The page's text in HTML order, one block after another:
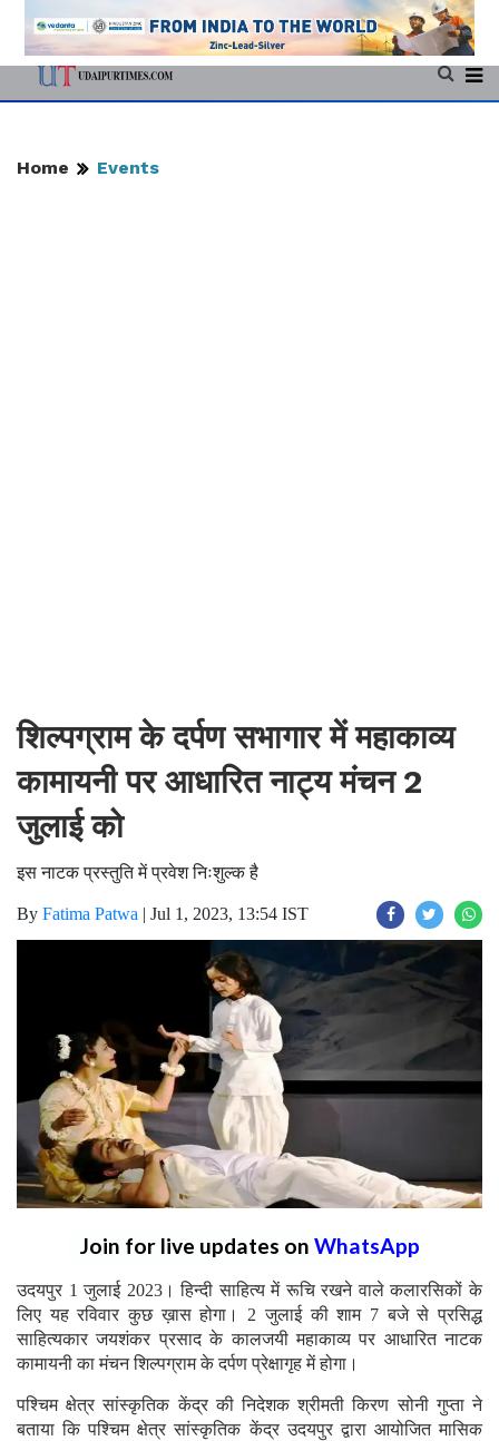
Home Events
शिल्पग्राम के दर्पण सभागार में महाकाव्य
कामायनी पर आधारित नाट्य मंचन 2
जुलाई को
इस नाटक प्रस्तुति में प्रवेश निःशुल्क है
By Fatima Patwa | Jul 1, 2023, 13:54 IST
Join for live updates onWhatsApp
उदयपुर 1 जुलाई 2023। हिन्दी साहित्य में रूचि रखने वाले कलारसिकों के
लिए यह रविवार कुछ ख़ास होगा। 2 जुलाई की शाम 7 बजे से प्रसिद्ध
साहित्यकार जयशंकर प्रसाद के कालजयी महाकाव्य पर आधारित नाटक
कामायनी का मंचन शिल्पग्राम के दर्पण प्रेक्षागृह में होगा।
पश्चिम क्षेत्र सांस्कृतिक केंद्र की निदेशक श्रीमती किरण सोनी गुप्ता ने
बताया कि पश्चिम क्षेत्र सांस्कृतिक केंद्र उदयपुर द्वारा आयोजित मासिक